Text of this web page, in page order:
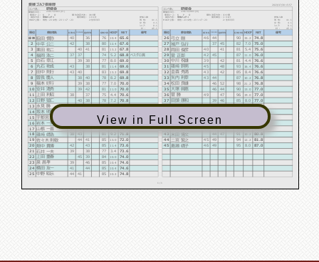
View in Full Screen
愛媛ゴルフ倶楽部
コンペ名: 研修会 コンペ名: 研修会
開催年月日： 23年7月30日 (日) 開催年月日： 23年7月30日 (日)
使用コース：
順位決定方法： 使用コース： 順位決定方法：
競技方法：
申告ハンディ 優先順位： 1:ｲﾝﾈｯﾄ 参加人数 競技方法： 申告ハンディ 優先順位： 1:ｲﾝﾈｯﾄ
参加人数
HDCP上限：
男性：23 女性：23 シニア：23 2:生年月日 男 性: 人 HDCP上限： 男性：23 女性：23 シニア：23 2:生年月日 男 性:
人
女 性:
人 女 性:
人
シニア:
人 シニア:
人
74.8
25 中野 昭示 44 41 85 10.2
85 10.4 74.6
24 橋田 友一 41 44
74.6
23 泉 昌孝 39 46 85 10.4
84 10.0 74.0
22 上田 重春 45 39
73.6
87.0
21 石井 一夫 39 38 77 3.4
46 49 95 8.0
85 11.4 73.6 45 島瀬 靖子
20 畑中 貴博 42 43
94 12.2 81.8
72.0 44 二宮 繁之 45 49
19 佐々木 則敏 44 41 85 13.0
米田 博文
18 篠﨑 靖浩
94 80.0
71.8 42 篠原 晴美 45 49
17 山根 一善 39 41 80 8.2
46
84 12.2 71.8 山本 純二
16 岩本 一男
40 上甲 芳裕
15 宇都宮 浩人 79
14 坂本 明仁
85 7.2 77.8
71.6 38 二宮 隆一 45 40
77.0
13 永見 勝 40 39 79 7.4
39 46 85 8.0
78 7.2 70.8 37 田頭 康和
12 日野 猛仁 40 38
47 96 19.0 77.0
70.6 36 菅 勝 49
77.0
11 上田 利昭 38 37 75 4.4
46 44 90 13.0
81 11.0 70.0 35 大塚 興恵
10 安井 清秀 39 42
52 98 21.2 76.8
70.0 34 松田 良雄 46
76.8
9
福本 好行 39 38 77 7.0
43 44 87 10.2
78 8.2 69.8 33 矢内 利幸
8 曽我 慶人 38 40
42 85 8.4 76.6
69.8 32 金森 秀満 43
76.6
7
田中 則行 43 40 83 13.2
45 48 93 16.4
81 11.4 69.6 31 篠﨑 幹男
6 丸石 祐成 43 38
42 81 4.4 76.6
69.0 30 中川 祝雄 39
76.0
5
白石 幸江 39 38 77 8.0
42 45 87 11.0
74 5.2 68.8 ベスグロ賞 29 菅 正郎
4 福岡 浩二 37 37
41 81 5.4 75.6
67.8 28 岡田 俊彦 40
75.0
3
栗田 祐二 40 41 81 13.2
37 45 82 7.0
80 12.4 67.6 27 城戸 弘行
2 中平 公二 42 38
90 15.2 74.8
65.6 26 弓立 剛 46 44
NET 備考
優勝 脇田 慎弥 40 36 76 10.4
HDCP
HDCP NET 備考 順位 参加者名
順位 参加者名 KING
2023/07/30 15:57
41
41
1 / 1